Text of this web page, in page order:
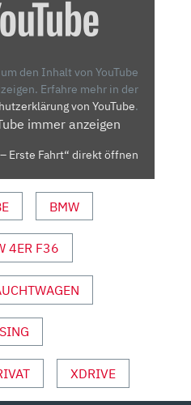
den Inhalt von YouTube
Erfahre mehr in der
von YouTube.
immer anzeigen
Erste Fahrt“ direkt öffnen
BMW
4ER F36
XDRIVE